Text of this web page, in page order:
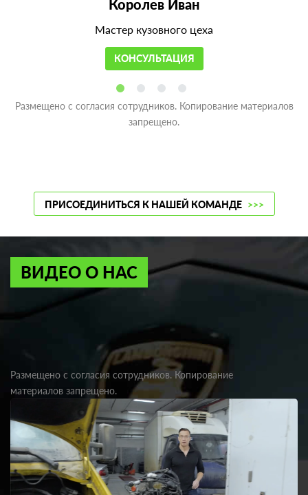
Королев Иван
Мастер кузовного цеха
КОНСУЛЬТАЦИЯ
Размещено с согласия сотрудников. Копирование материалов
запрещено.
ПРИСОЕДИНИТЬСЯ К НАШЕЙ КОМАНДЕ >>>
ВИДЕО О НАС
Размещено с согласия сотрудников. Копирование
материалов запрещено.